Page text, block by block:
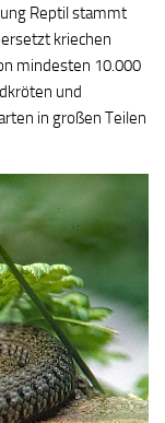
Reptil stammt
kriechen
mindesten 10.000
und
in großen Teilen